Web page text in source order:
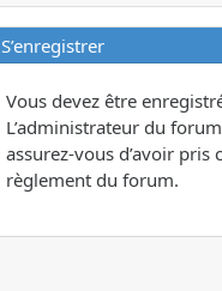
S’enregistrer
Vous devez être
L’administrateur du
assurez-vous d’avoir
règlement du forum.